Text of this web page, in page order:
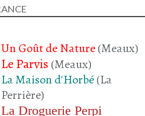
Un Goût de Nature(Meaux)
Le Parvis (Meaux)
La Maison d'Horbé(La
Perrière)
La Droguerie Perpi